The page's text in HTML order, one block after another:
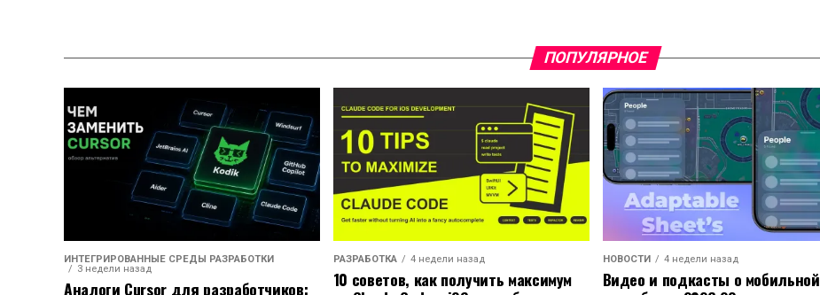
ПОПУЛЯРНОЕ
ИНТЕГРИРОВАННЫЕ СРЕДЫ РАЗРАБОТКИ
3 недели назад
Аналоги Cursor для разработчиков:
РАЗРАБОТКА 4 недели назад
10 советов, как получить максимум
НОВОСТИ 4 недели назад
Видео и подкасты о мобильной